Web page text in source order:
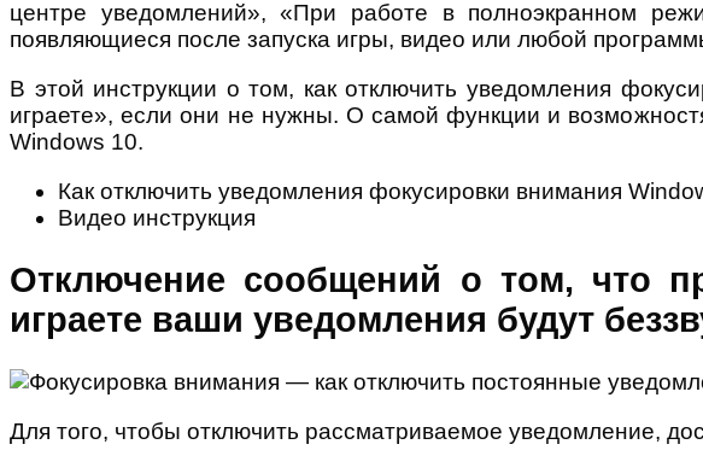
центре уведомлений», «При работе в полноэкранном
появляющиеся после запуска игры, видео или любой
В этой инструкции о том, как отключить уведомления
играете», если они не нужны. О самой функции и
Windows 10.
Как отключить уведомления фокусировки внимания
Видео инструкция
Отключение сообщений о том, что
играете ваши уведомления будут
Для того, чтобы отключить рассматриваемое уведомление,